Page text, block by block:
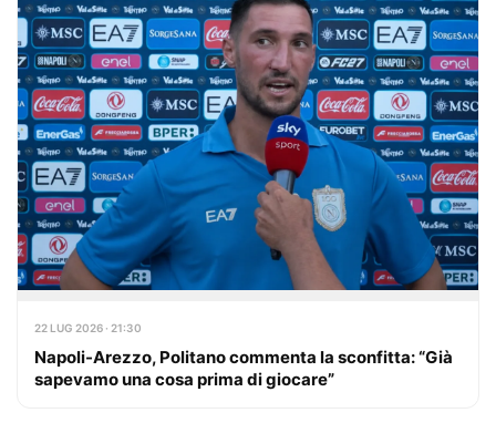
22 LUG 2026 · 21:30
Napoli-Arezzo, Politano commenta la sconfitta: “Già
sapevamo una cosa prima di giocare”